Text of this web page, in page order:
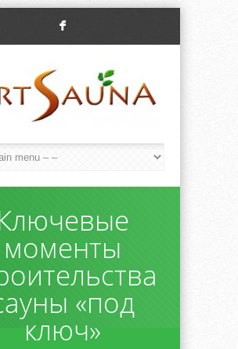
F
моменты
«под
ключ»